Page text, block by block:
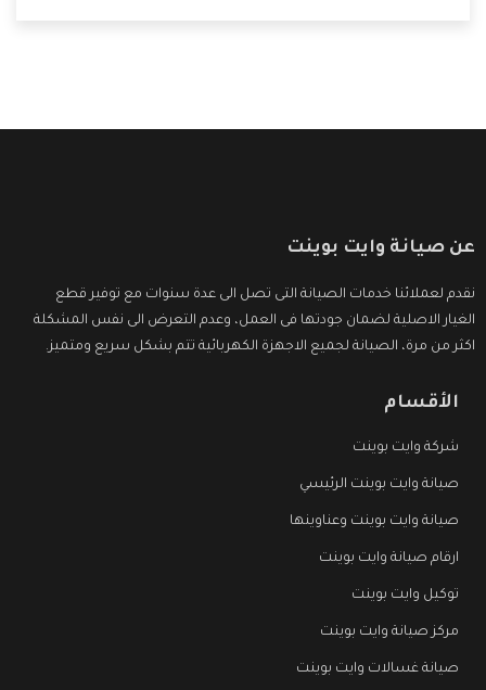
عن صيانة وايت بوينت
نقدم لعملائنا خدمات الصيانة التى تصل الى عدة سنوات مع توفير قطع
الغيار الاصلية لضمان جودتها فى العمل، وعدم التعرض الى نفس المشكلة
اكثر من مرة، الصيانة لجميع الاجهزة الكهربائية تتم بشكل سريع ومتميز.
الأقسام
شركة وايت بوينت
صيانة وايت بوينت الرئيسي
صيانة وايت بوينت وعناوينها
ارقام صيانة وايت بوينت
توكيل وايت بوينت
مركز صيانة وايت بوينت
صيانة غسالات وايت بوينت